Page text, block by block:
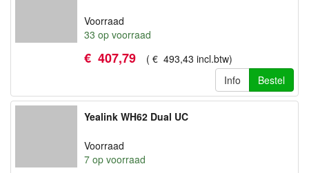
Voorraad
33 op voorraad
€ 407,79 ( € 493,43 incl.btw)
Info
Bestel
Yealink WH62 Dual UC
Voorraad
7 op voorraad